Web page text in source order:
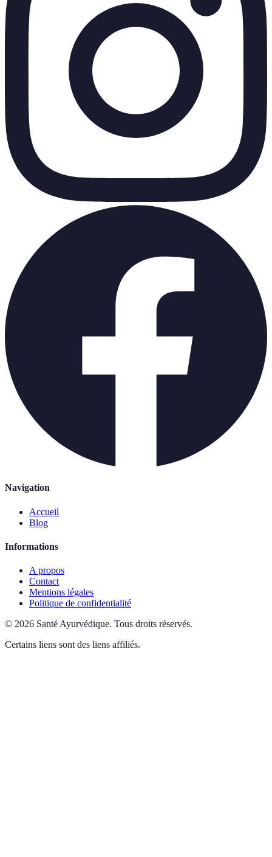
Navigation
Accueil
Blog
Informations
A propos
Contact
Mentions légales
Politique de confidentialité
© 2026 Santé Ayurvédique. Tous droits réservés.
Certains liens sont des liens affiliés.